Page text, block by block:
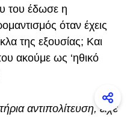
του έδωσε η
όταν έχεις
της εξουσίας; Και
ακούμε ως ‘ηθικό
αντιπολίτευση, είχε